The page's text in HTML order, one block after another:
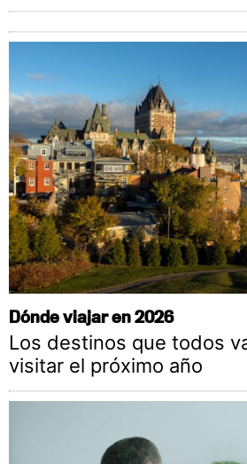
Dónde viajar en 2026
Los destinos que todos
visitar el próximo año